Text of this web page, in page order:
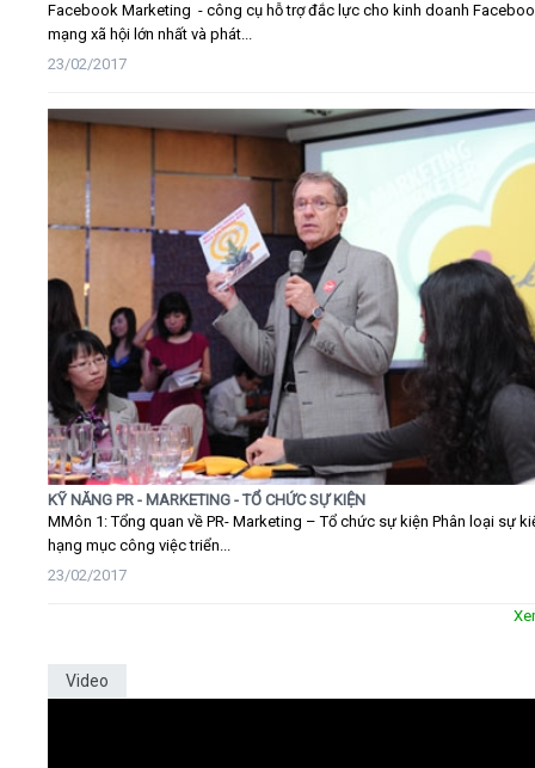
Facebook Marketing - công cụ hỗ trợ đắc lực cho kinh doanh
mạng xã hội lớn nhất và phát...
23/02/2017
KỸ NĂNG PR - MARKETING - TỔ CHỨC SỰ KIỆN
MMôn 1: Tổng quan về PR- Marketing – Tổ chức sự kiện Phân loại sự
hạng mục công việc triển...
23/02/2017
Video